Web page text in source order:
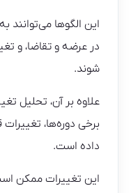
این الگوها می‌توانند
در عرضه و تقاضا، و
شوند.
علاوه بر آن، تحلیل
برخی دوره‌ها،
داده است.
این تغییرات ممکن